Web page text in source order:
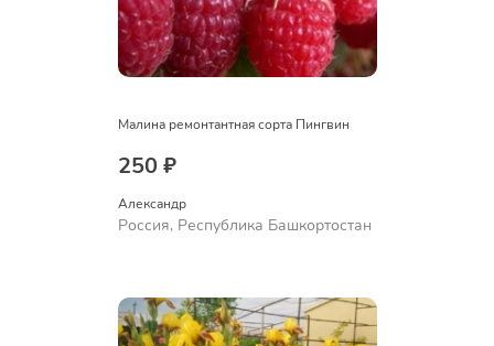
Малина ремонтантная сорта Пингвин
250 ₽
Александр
Россия, Республика Башкортостан